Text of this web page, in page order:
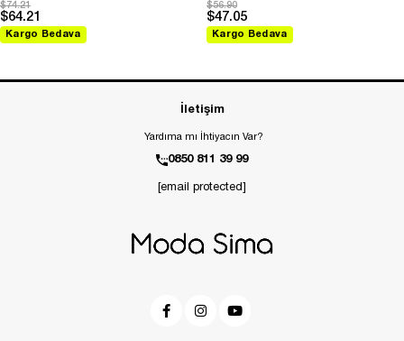
$74.21
$64.21
Kargo Bedava
$56.90
$47.05
Kargo Bedava
İletişim
Yardıma mı İhtiyacın Var?
0850 811 39 99
[email protected]